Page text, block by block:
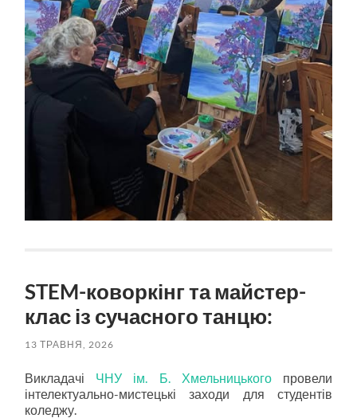
STEM-коворкінг та майстер-
клас із сучасного танцю:
13 ТРАВНЯ, 2026
Викладачі ЧНУ ім. Б. Хмельницькогопровели
інтелектуально-мистецькі заходи для студентів
коледжу.